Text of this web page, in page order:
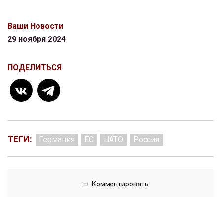
Ваши Новости
29 ноября 2024
ПОДЕЛИТЬСЯ
ТЕГИ: Германия ЕС НАТО Россия
Комментировать